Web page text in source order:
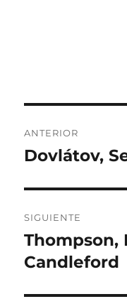
de
ANTERIOR
Entrada
Dovlátov,
SIGUIENTE
Entrada
siguiente:
Thompson,
Candleford